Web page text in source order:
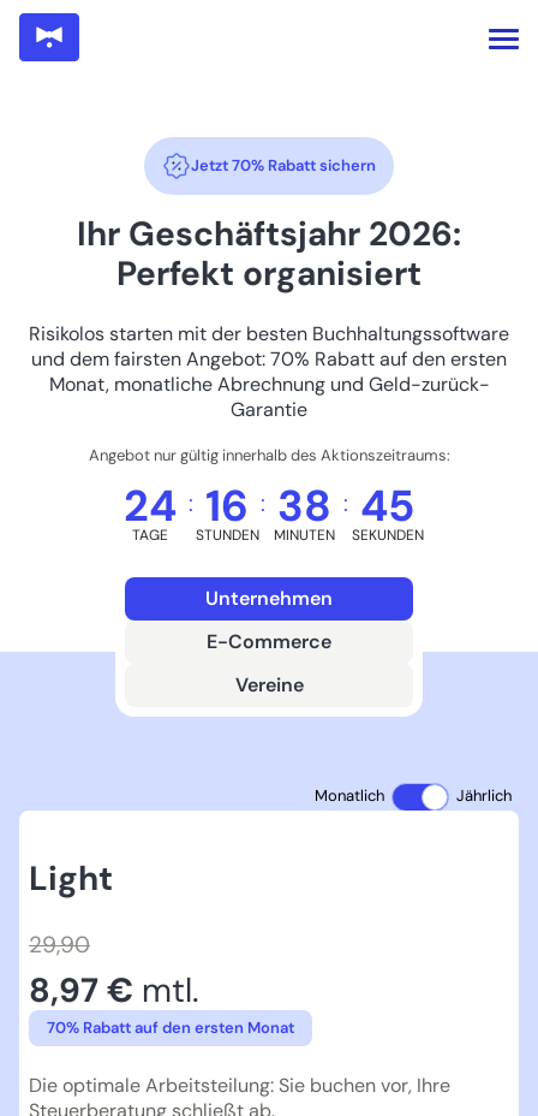
Jetzt 70% Rabatt sichern
Ihr Geschäftsjahr 2026:
Perfekt organisiert
Risikolos starten mit der besten Buchhaltungssoftware
und dem fairsten Angebot: 70% Rabatt auf den ersten
Monat, monatliche Abrechnung und Geld-zurück-
Garantie
Angebot nur gültig innerhalb des Aktionszeitraums:
24
TAGE
: 16
STUNDEN
: 38
MINUTEN
: 44
SEKUNDEN
Monatlich Jährlich
Unternehmen
E-Commerce
Vereine
Light
29,90
8,97 € mtl.
70% Rabatt auf den ersten Monat
Die optimale Arbeitsteilung: Sie buchen vor, Ihre
Steuerberatung schließt ab.